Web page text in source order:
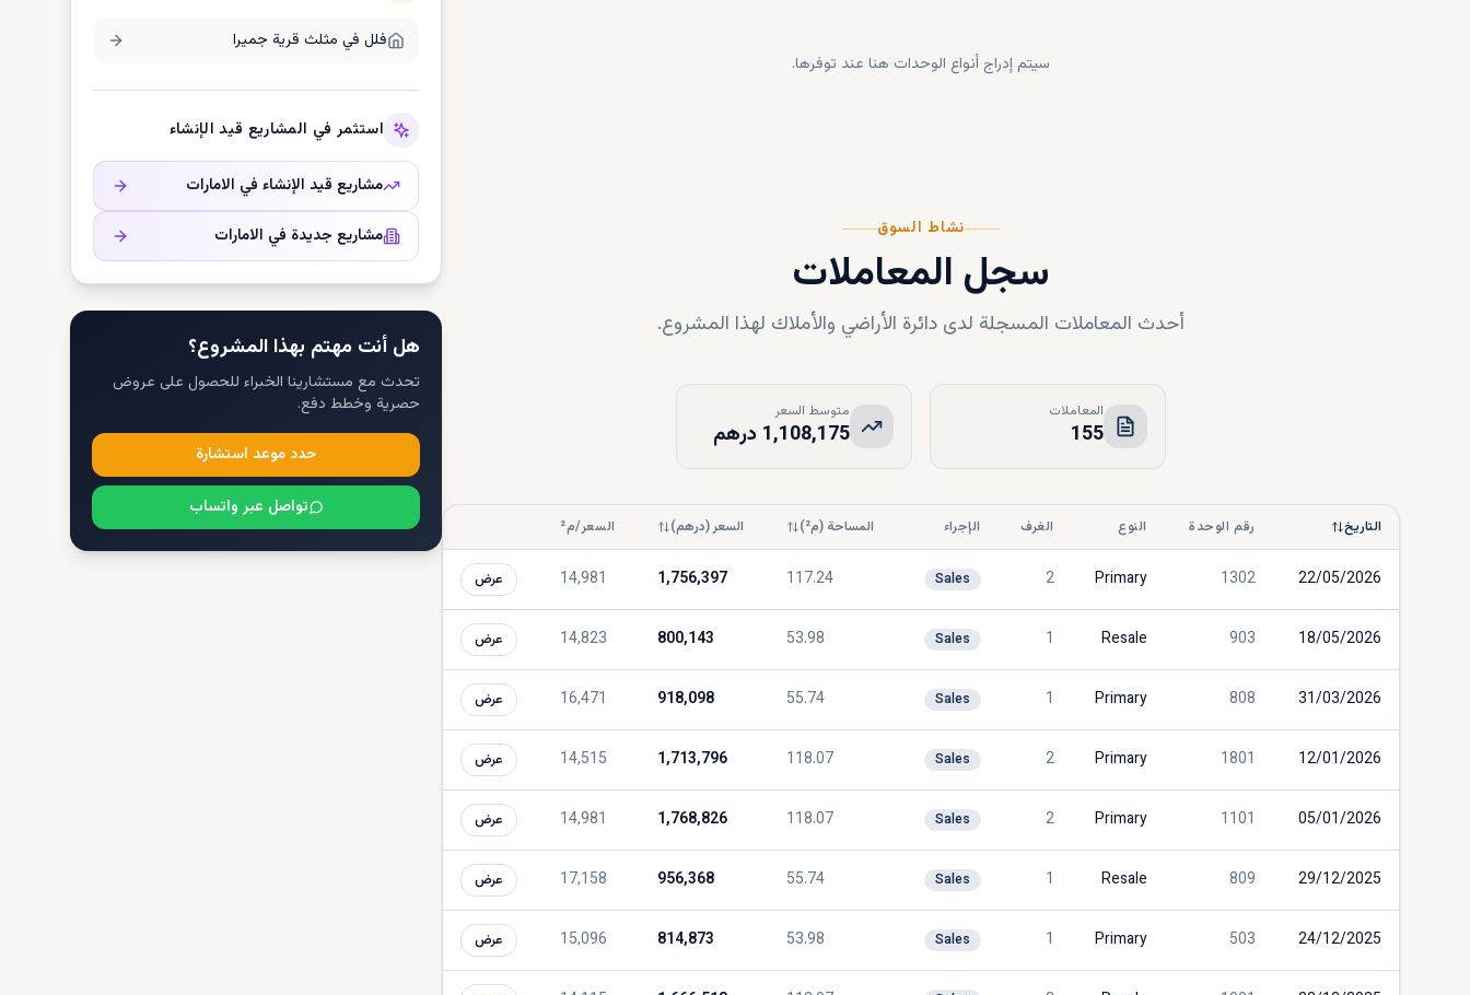
سيتم إدراج أنواع الوحدات هنا عند توفرها.
نشاط السوق
سجل المعاملات
أحدث المعاملات المسجلة لدى دائرة الأراضي والأملاك لهذا المشروع.
المعاملات
155
متوسط السعر
1,108,175 درهم
التاريخ رقم الوحدة النوع الغرف الإجراء المساحة (م²) السعر (درهم) السعر/م²
22/05/2026
1302
Primary
2
Sales
117.24
1,756,397
14,981 عرض
18/05/2026
903
Resale
1
Sales
53.98
800,143
14,823 عرض
31/03/2026
808
Primary
1
Sales
55.74
918,098
16,471 عرض
12/01/2026
1801
Primary
2
Sales
118.07
1,713,796
14,515 عرض
05/01/2026
1101
Primary
2
Sales
118.07
1,768,826
14,981 عرض
29/12/2025
809
Resale
1
Sales
55.74
956,368
17,158 عرض
24/12/2025
503
Primary
1
Sales
53.98
814,873
15,096 عرض
فلل في مثلث قرية جميرا
استثمر في المشاريع قيد الإنشاء
مشاريع قيد الإنشاء في الامارات
مشاريع جديدة في الامارات
هل أنت مهتم بهذا المشروع؟
تحدث مع مستشارينا الخبراء للحصول على عروض
حصرية وخطط دفع.
حدد موعد استشارة
تواصل عبر واتساب